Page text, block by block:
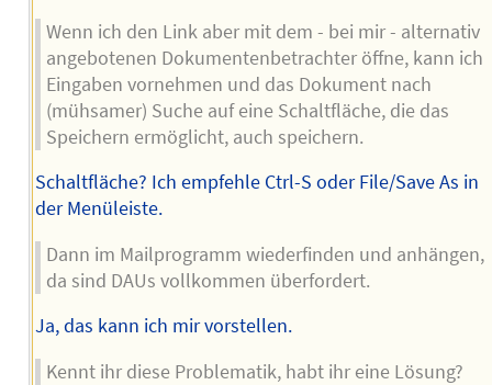
Wenn ich den Link aber mit dem - bei mir - alternativ
angebotenen Dokumentenbetrachter öffne, kann ich
Eingaben vornehmen und das Dokument nach
(mühsamer) Suche auf eine Schaltfläche, die das
Speichern ermöglicht, auch speichern.
Schaltfläche? Ich empfehle Ctrl-S oder File/Save As in
der Menüleiste.
Dann im Mailprogramm wiederfinden und anhängen,
da sind DAUs vollkommen überfordert.
Ja, das kann ich mir vorstellen.
Kennt ihr diese Problematik, habt ihr eine Lösung?